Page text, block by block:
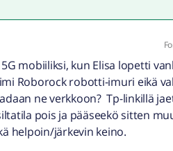
mobiiliksi, kun Elisa lopetti
Roborock robotti-imuri eikä
ne verkkoon? Tp-linkillä
pois ja pääseekö sitten
helpoin/järkevin keino.